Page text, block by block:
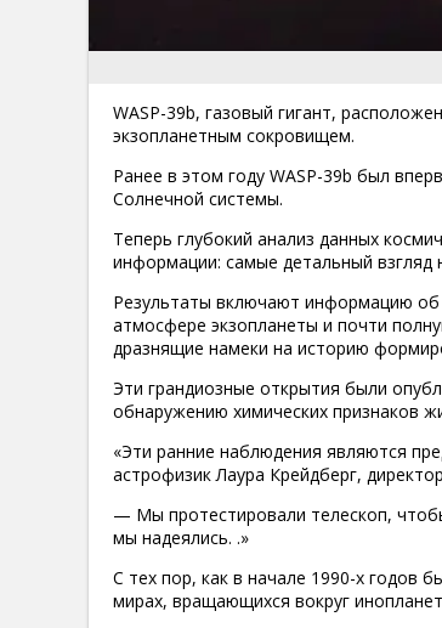
WASP-39b, газовый гигант,
экзопланетным сокровищем.
Ранее в этом году WASP-39b был
Солнечной системы.
Теперь глубокий анализ данных
информации: самые детальный взгляд
Результаты включают информацию
атмосфере экзопланеты и почти
дразнящие намеки на историю
Эти грандиозные открытия были
обнаружению химических признаков
«Эти ранние наблюдения являются
астрофизик Лаура Крейдберг,
— Мы протестировали телескоп,
мы надеялись. .»
С тех пор, как в начале 1990-х годов
мирах, вращающихся вокруг